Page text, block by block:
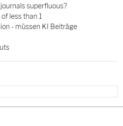
superfluous?
less than 1
- müssen KI Beiträge